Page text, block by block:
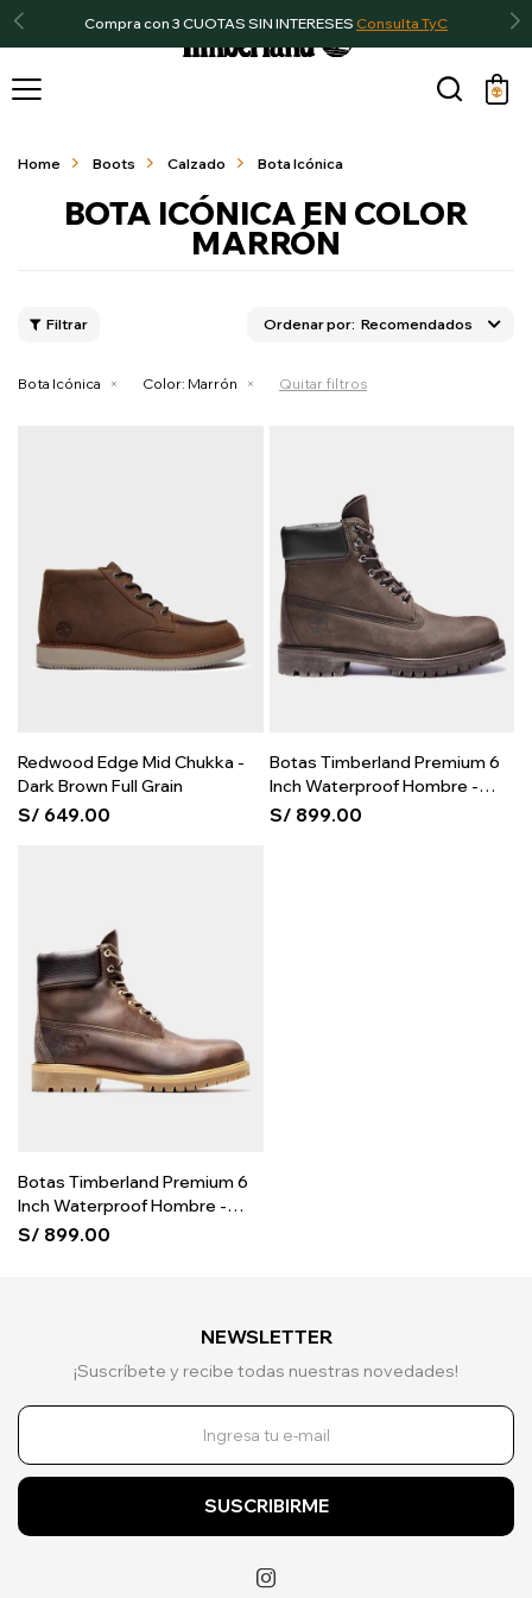
Compra con 3 CUOTAS SIN INTERESES Consulta TyC

Home Boots Calzado Bota Icónica
BOTA ICÓNICA EN COLOR
MARRÓN
Recomendados
Bota Icónica Color: Marrón Quitar filtros
Redwood Edge Mid Chukka -
Dark Brown Full Grain
S/ 649.00
Botas Timberland Premium 6
Inch Waterproof Hombre -
Brown
S/ 899.00
Botas Timberland Premium 6
Inch Waterproof Hombre -
Brown
S/ 899.00
NEWSLETTER
¡Suscríbete y recibe todas nuestras novedades!
SUSCRIBIRME
